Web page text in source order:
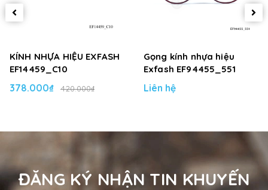
KÍNH NHỰA HIỆU EXFASH
EF14459_C10
378.000₫ 420.000₫
Gọng kính nhựa hiệu
Exfash EF94455_551
Liên hệ
ĐĂNG KÝ NHẬN TIN KHUYẾN